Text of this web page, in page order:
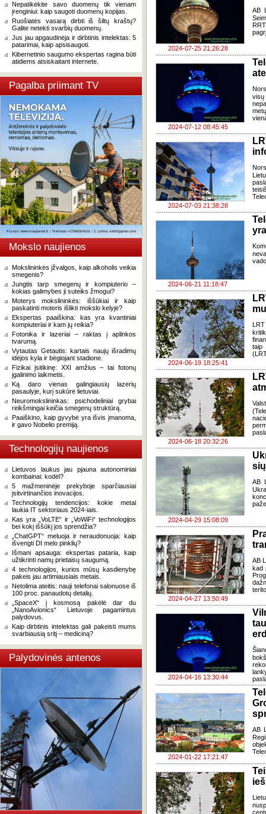
Nepatikėkite savo duomenų tik vienam
įrenginiui: kaip saugoti duomenų kopijas.
Ruošiatės vasarą dirbti iš šiltų kraštų?
Galite netekti svarbių duomenų.
Jus jau apgaudinėja ir dirbtinis intelektas: 5
patarimai, kaip apsisaugoti.
Kibernetinio saugumo ekspertas ragina būti
atidiems atsiskaitant internete.
Pagalba priimant TV
Mokslo naujienos
Mokslininkės įžvalgos, kaip alkoholis veikia
smegenis?
Jungtis tarp smegenų ir kompiuterio –
kokias galimybes ji suteiks žmogui?
Moterys mokslininkės: iššūkiai ir kaip
paskatinti moteris išlikti mokslo kelyje?
Ekspertas paaiškina: kas yra kvantiniai
kompiuteriai ir kam jų reikia?
Fotonika ir lazeriai – raktas į aplinkos
tvarumą.
Vytautas Getautis: kartais naujų išradimų
idėjos kyla ir bėgiojant stadione.
Fizikai įsitikinę: XXI amžius – tai fotonų
įgalinimo laikmetis.
Ką daro vienas galingiausių lazerių
pasaulyje, kurį sukūrė lietuviai.
Neuromokslininkas: psichodeliniai grybai
reikšmingai keičia smegenų struktūrą.
Paaiškino, kaip gyvybė yra išvis įmanoma,
ir gavo Nobelio premiją.
Technologijų naujienos
Lietuvos laukus jau pjauna autonominiai
kombainai: kodėl?
5 mažmeninėje prekyboje sparčiausiai
įsitvirtinančios inovacijos.
Technologijų tendencijos: kokie metai
laukia IT sektoriaus 2024-iais.
Kas yra „VoLTE“ ir „VoWiFi“ technologijos
bei kokį iššūkį jos sprendžia?
„ChatGPT“ meluoja ir neraudonuoja: kaip
išvengti DI melo pinklių?
Išmani apsauga: ekspertas pataria, kaip
užtikrinti namų prietaisų saugumą.
4 technologijos, kurios mūsų kasdienybę
pakeis jau artimiausiais metais.
Netolima ateitis: nauji telefonai salonuose iš
100 proc. panaudotų detalių.
„SpaceX“ į kosmosą pakėlė dar du
„NanoAvionics“ Lietuvoje pagamintus
palydovus.
Kaip dirbtinis intelektas gali pakeisti mums
svarbiausią sritį – mediciną?
Palydovinės antenos
2024-07-25 21:26:28
AB
2024-07-12 08:45:45
2024-07-03 21:38:28
2024-06-21 11:18:47
2024-06-19 18:25:41
taip
2024-06-18 20:32:26
2024-04-29 15:08:09
AB
2024-04-27 13:50:49
AB
kad
2024-04-16 13:30:44
2024-01-22 17:21:47
AB